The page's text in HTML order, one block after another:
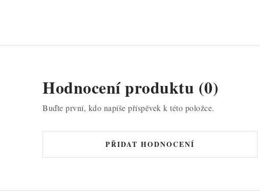
Hodnocení produktu (0)
Buďte první, kdo napíše příspěvek k této položce.
PŘIDAT HODNOCENÍ